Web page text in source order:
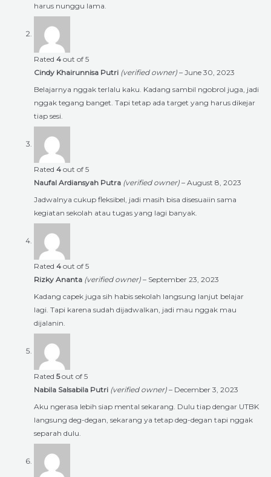
harus nunggu lama.
Rated 4 out of 5
Cindy Khairunnisa Putri (verified owner) – June 30, 2023
Belajarnya nggak terlalu kaku. Kadang sambil ngobrol juga, jadi
nggak tegang banget. Tapi tetap ada target yang harus dikejar
tiap sesi.
Rated 4 out of 5
Naufal Ardiansyah Putra (verified owner) – August 8, 2023
Jadwalnya cukup fleksibel, jadi masih bisa disesuaiin sama
kegiatan sekolah atau tugas yang lagi banyak.
Rated 4 out of 5
Rizky Ananta (verified owner) – September 23, 2023
Kadang capek juga sih habis sekolah langsung lanjut belajar
lagi. Tapi karena sudah dijadwalkan, jadi mau nggak mau
dijalanin.
Rated 5out of 5
Nabila Salsabila Putri (verified owner) – December 3, 2023
Aku ngerasa lebih siap mental sekarang. Dulu tiap dengar UTBK
langsung deg-degan, sekarang ya tetap deg-degan tapi nggak
separah dulu.